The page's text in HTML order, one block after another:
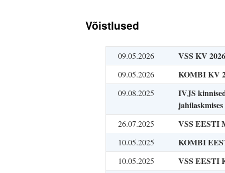
Võistlused
09.05.2026 VSS KV 2026
09.05.2026 KOMBI KV
09.08.2025
IVJS
jahilaskmises
26.07.2025 VSS EESTI
10.05.2025 KOMBI
10.05.2025 VSS EESTI